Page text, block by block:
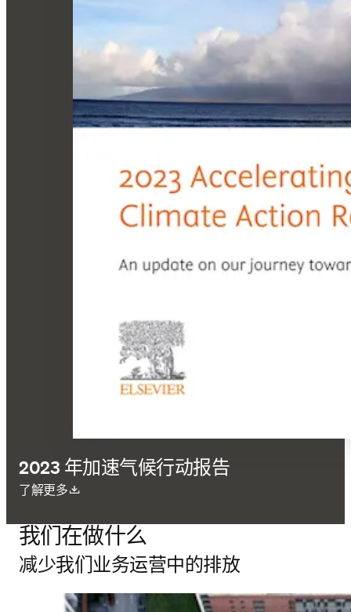
2023 年加速气候行动报告
了解更多
在新的选项卡/窗口中打开
我们在做什么
减少我们业务运营中的排放